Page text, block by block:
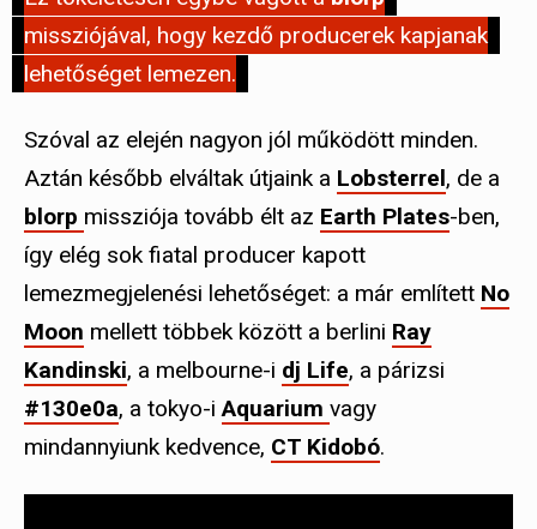
missziójával, hogy kezdő producerek kapjanak
lehetőséget lemezen.
Szóval az elején nagyon jól működött minden.
Aztán később elváltak útjaink a Lobsterrel, de a
blorp missziója tovább élt az Earth Plates-ben,
így elég sok fiatal producer kapott
lemezmegjelenési lehetőséget: a már említett No
Moon mellett többek között a berlini Ray
Kandinski, a melbourne-i dj Life, a párizsi
#130e0a, a tokyo-iAquarium vagy
mindannyiunk kedvence, CT Kidobó.